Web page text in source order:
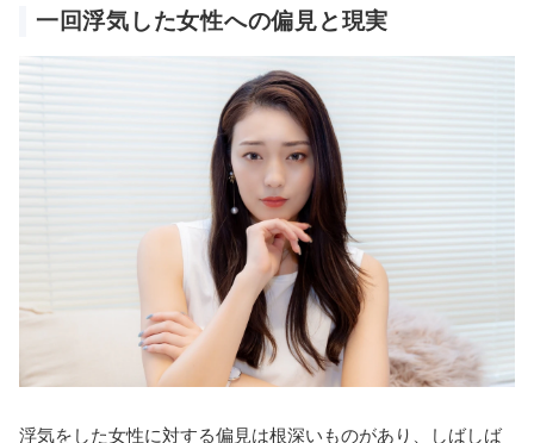
一回浮気した女性への偏見と現実
浮気をした女性に対する偏見は根深いものがあり、しばしば